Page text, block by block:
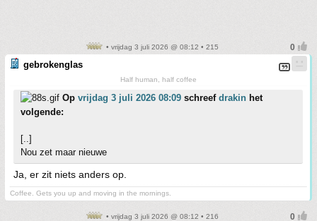
• vrijdag 3 juli 2026 @ 08:12 • 215
gebrokenglas
Half human, half coffee
Op vrijdag 3 juli 2026 08:09 schreef drakin het
volgende:
[..]
Nou zet maar nieuwe
Ja, er zit niets anders op.
Coffee. Gets you up and moving in the mornings.
• vrijdag 3 juli 2026 @ 08:12 • 216